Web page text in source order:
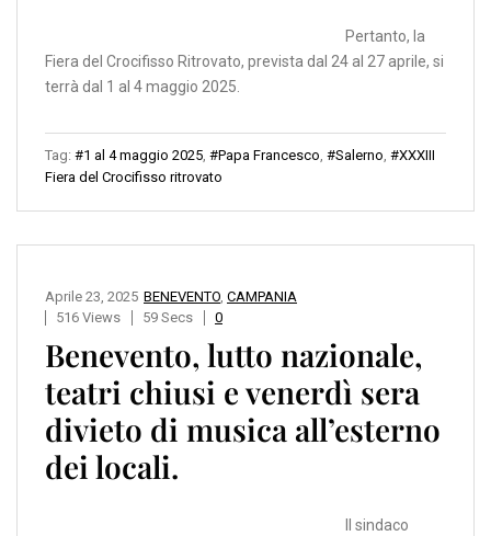
Pertanto, la
Fiera del Crocifisso Ritrovato, prevista dal 24 al 27 aprile, si
terrà dal 1 al 4 maggio 2025.
Tag: #1 al 4 maggio 2025, #Papa Francesco, #Salerno, #XXXIII
Fiera del Crocifisso ritrovato
BENEVENTO, CAMPANIA
Aprile 23, 2025
516 Views
59 Secs 0
Benevento, lutto nazionale,
teatri chiusi e venerdì sera
divieto di musica all’esterno
dei locali.
Il sindaco